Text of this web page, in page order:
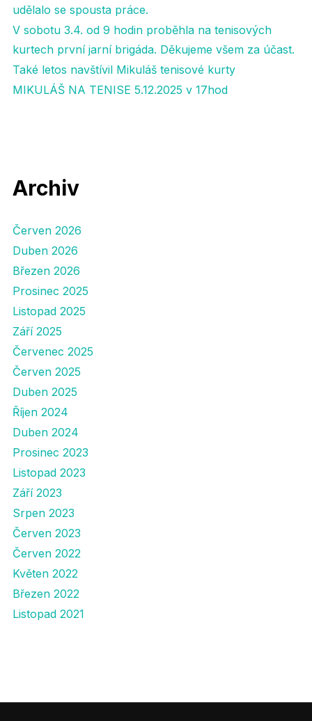
udělalo se spousta práce.
V sobotu 3.4. od 9 hodin proběhla na tenisových
kurtech první jarní brigáda. Děkujeme všem za účast.
Také letos navštívil Mikuláš tenisové kurty
MIKULÁŠ NA TENISE 5.12.2025 v 17hod
Archiv
Červen 2026
Duben 2026
Březen 2026
Prosinec 2025
Listopad 2025
Září 2025
Červenec 2025
Červen 2025
Duben 2025
Říjen 2024
Duben 2024
Prosinec 2023
Listopad 2023
Září 2023
Srpen 2023
Červen 2023
Červen 2022
Květen 2022
Březen 2022
Listopad 2021